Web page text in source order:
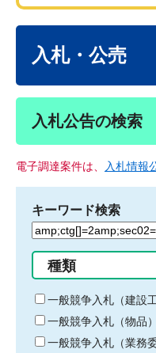
入札・公売
入札公告の検索
電子調達案件は、 入札情報
キーワード検索
検
る
キ
ー
ワ
ー
種類
一般競争入札（建設工
一般競争入札（物品）
一般競争入札（業務委